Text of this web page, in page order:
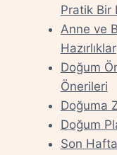
Pratik Bir
Anne ve
Hazırlıklar
Doğum
Önerileri
Doğuma
Doğum
Son